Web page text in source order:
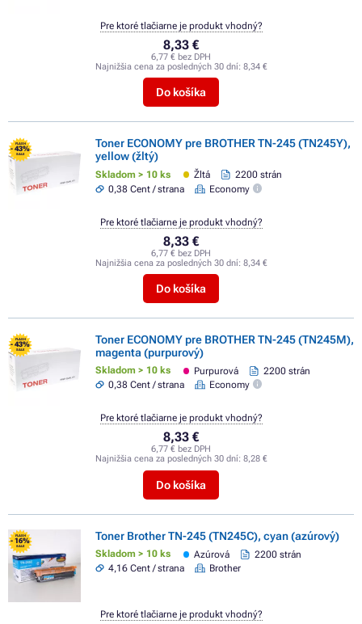
8,33 €
6,77 € bez DPH
Najnižšia cena za posledných 30 dní: 8,34 €
Do košíka
Pre ktoré tlačiarne je produkt vhodný?
FLASH
- 43%
SALE
Toner ECONOMY pre BROTHER TN-245 (TN245Y),
yellow (žltý)
Skladom > 10 ks Žltá
2200 strán
0,38 Cent / strana
Economy
8,33 €
6,77 € bez DPH
Najnižšia cena za posledných 30 dní: 8,34 €
Do košíka
Pre ktoré tlačiarne je produkt vhodný?
FLASH
- 43%
SALE
Toner ECONOMY pre BROTHER TN-245 (TN245M),
magenta (purpurový)
Skladom > 10 ks Purpurová
2200 strán
0,38 Cent / strana
Economy
8,33 €
6,77 € bez DPH
Najnižšia cena za posledných 30 dní: 8,28 €
Do košíka
Pre ktoré tlačiarne je produkt vhodný?
FLASH
- 16%
SALE
Toner Brother TN-245 (TN245C), cyan (azúrový)
Skladom > 10 ks Azúrová
2200 strán
4,16 Cent / strana
Brother
Pre ktoré tlačiarne je produkt vhodný?